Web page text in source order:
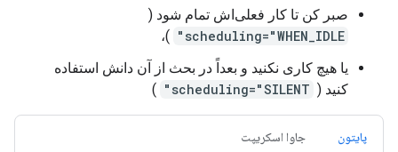
صبر کن تا کار فعلی‌اش تمام شود (
scheduling="WHEN_IDLE"
)،
یا هیچ کاری نکنید و بعداً در بحث از آن دانش استفاده
کنید ( scheduling="SILENT"
)
پایتون جاوا اسکریپت